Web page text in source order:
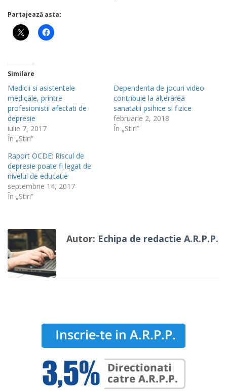
Partajează asta:
Similare
Medicii si asistentele
medicale, printre
profesionistii afectati de
depresie
iulie 7, 2017
În „Stiri”
Dependenta de jocuri video
contribuie la alterarea
sanatatii psihice si fizice
februarie 2, 2018
În „Stiri”
Raport OCDE: Riscul de
depresie poate fi legat de
nivelul de educatie
septembrie 14, 2017
În „Stiri”
Autor: Echipa de redactie A.R.P.P.